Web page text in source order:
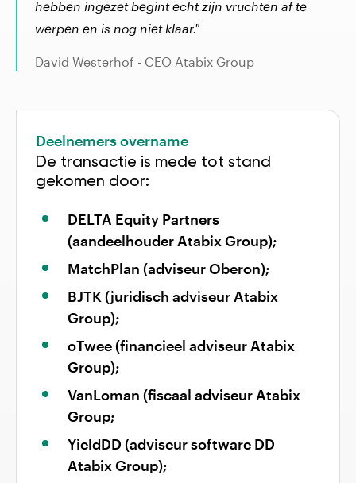
hebben ingezet begint echt zijn vruchten af te
werpen en is nog niet klaar."
David Westerhof - CEO Atabix Group
Deelnemers overname
De transactie is mede tot stand
gekomen door:
DELTA Equity Partners
(aandeelhouder Atabix Group);
MatchPlan (adviseur Oberon);
BJTK (juridisch adviseur Atabix
Group);
oTwee (financieel adviseur Atabix
Group);
VanLoman (fiscaal adviseur Atabix
Group;
YieldDD (adviseur software DD
Atabix Group);